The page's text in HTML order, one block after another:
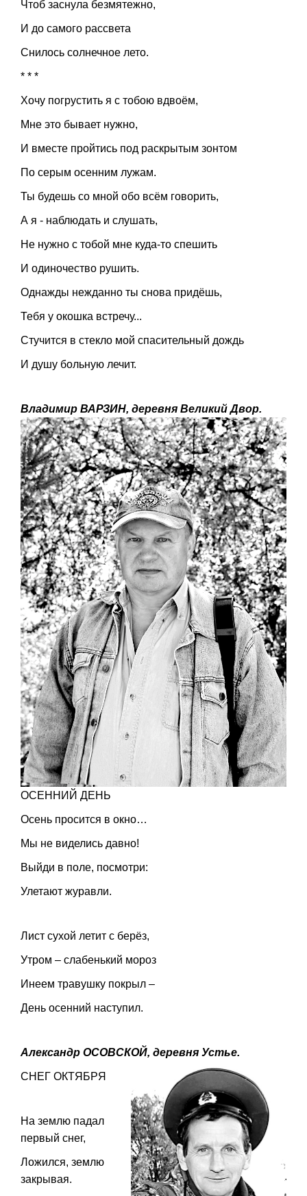
Чтоб заснула безмятежно,
И до самого рассвета
Снилось солнечное лето.
* * *
Хочу погрустить я с тобою вдвоём,
Мне это бывает нужно,
И вместе пройтись под раскрытым зонтом
По серым осенним лужам.
Ты будешь со мной обо всём говорить,
А я - наблюдать и слушать,
Не нужно с тобой мне куда-то спешить
И одиночество рушить.
Однажды нежданно ты снова придёшь,
Тебя у окошка встречу...
Стучится в стекло мой спасительный дождь
И душу больную лечит.
Владимир ВАРЗИН, деревня Великий Двор.
ОСЕННИЙ ДЕНЬ
Осень просится в окно…
Мы не виделись давно!
Выйди в поле, посмотри:
Улетают журавли.
Лист сухой летит с берёз,
Утром – слабенький мороз
Инеем травушку покрыл –
День осенний наступил.
Александр ОСОВСКОЙ, деревня Устье.
СНЕГ ОКТЯБРЯ
На землю падал
первый снег,
Ложился, землю
закрывая.